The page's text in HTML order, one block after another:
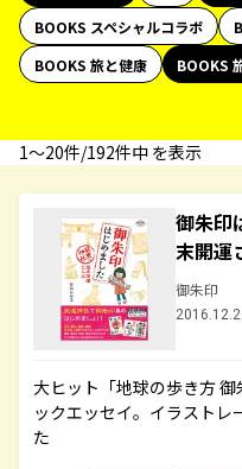
BOOKS スペシャルコラボ
BOOKS 旅と健康
BOOKS
1〜20件/192件中 を表示
御朱
末開運
御朱印
大ヒット「地球の歩き方
ックエッセイ。イラストレ
た